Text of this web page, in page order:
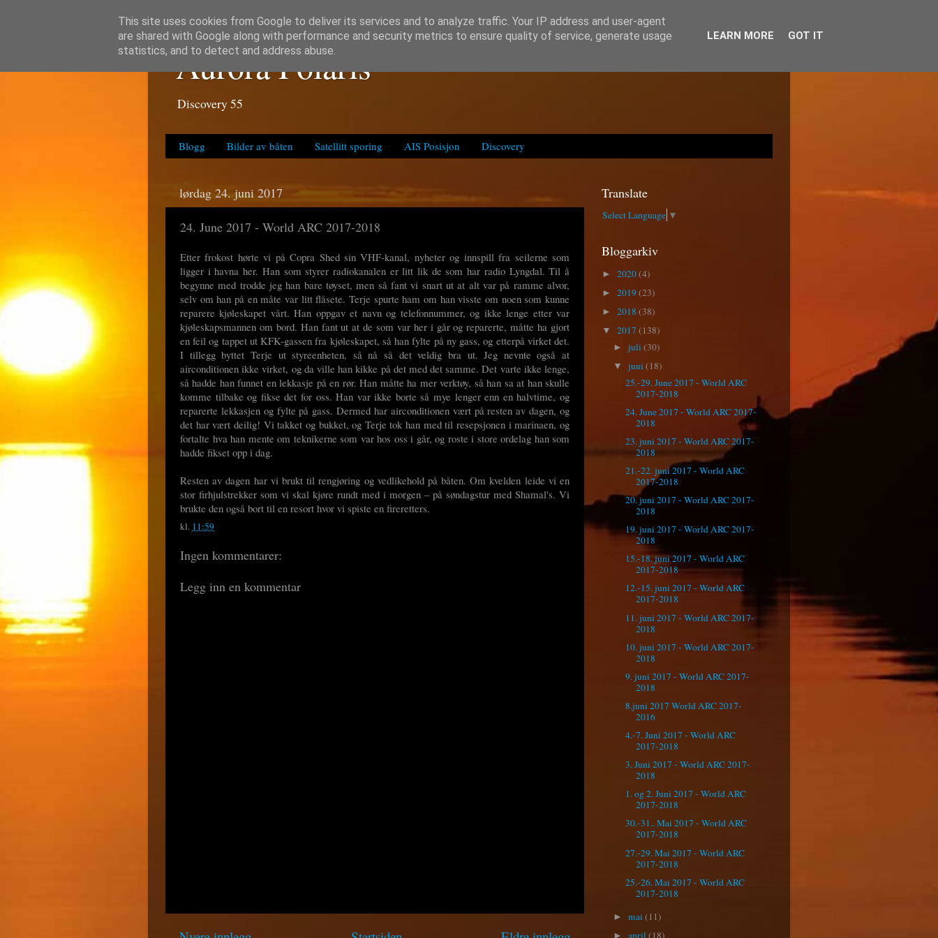
Aurora Polaris
Discovery 55
Blogg Bilder av båten Satellitt sporing AIS Posisjon Discovery
lørdag 24. juni 2017
24. June 2017 - World ARC 2017-2018
Etter frokost hørte vi på Copra Shed sin VHF-kanal, nyheter og innspill fra seilerne som
ligger i havna her. Han som styrer radiokanalen er litt lik de som har radio Lyngdal. Til å
begynne med trodde jeg han bare tøyset, men så fant vi snart ut at alt var på ramme alvor,
selv om han på en måte var litt flåsete. Terje spurte ham om han visste om noen som kunne
reparere kjøleskapet vårt. Han oppgav et navn og telefonnummer, og ikke lenge etter var
kjøleskapsmannen om bord. Han fant ut at de som var her i går og reparerte, måtte ha gjort
en feil og tappet ut KFK-gassen fra kjøleskapet, så han fylte på ny gass, og etterpå virket det.
I tillegg byttet Terje ut styreenheten, så nå så det veldig bra ut. Jeg nevnte også at
airconditionen ikke virket, og da ville han kikke på det med det samme. Det varte ikke lenge,
så hadde han funnet en lekkasje på en rør. Han måtte ha mer verktøy, så han sa at han skulle
komme tilbake og fikse det for oss. Han var ikke borte så mye lenger enn en halvtime, og
reparerte lekkasjen og fylte på gass. Dermed har airconditionen vært på resten av dagen, og
det har vært deilig! Vi takket og bukket, og Terje tok han med til resepsjonen i marinaen, og
fortalte hva han mente om teknikerne som var hos oss i går, og roste i store ordelag han som
hadde fikset opp i dag.
Resten av dagen har vi brukt til rengjøring og vedlikehold på båten. Om kvelden leide vi en
stor firhjulstrekker som vi skal kjøre rundt med i morgen – på søndagstur med Shamal's. Vi
brukte den også bort til en resort hvor vi spiste en fireretters.
kl. 11:59
Ingen kommentarer:
Legg inn en kommentar
Translate
Select Language ▼
Bloggarkiv
► 2020(4)
► 2019(23)
► 2018 (38)
▼ 2017 (138)
►juli(30)
▼juni(18)
25.-29. June 2017 - World ARC
2017-2018
24. June 2017 - World ARC 2017-
2018
23. juni 2017 - World ARC 2017-
2018
21.-22. juni 2017 - World ARC
2017-2018
20. juni 2017 - World ARC 2017-
2018
19. juni 2017 - World ARC 2017-
2018
15.-18. juni 2017 - World ARC
2017-2018
12.-15. juni 2017 - World ARC
2017-2018
11. juni 2017 - World ARC 2017-
2018
10. juni 2017 - World ARC 2017-
2018
9. juni 2017 - World ARC 2017-
2018
8.juni 2017 World ARC 2017-
2016
4.-7. Juni 2017 - World ARC
2017-2018
3. Juni 2017 - World ARC 2017-
2018
1. og 2. Juni 2017 - World ARC
2017-2018
30.-31.. Mai 2017 - World ARC
2017-2018
27.-29. Mai 2017 - World ARC
2017-2018
25.-26. Mai 2017 - World ARC
2017-2018
►mai(11)
►april(18)
This site uses cookies from Google to deliver its services and to analyze traffic. Your IP address and user-agent
are shared with Google along with performance and security metrics to ensure quality of service, generate usage
statistics, and to detect and address abuse.
LEARN MORE GOT IT